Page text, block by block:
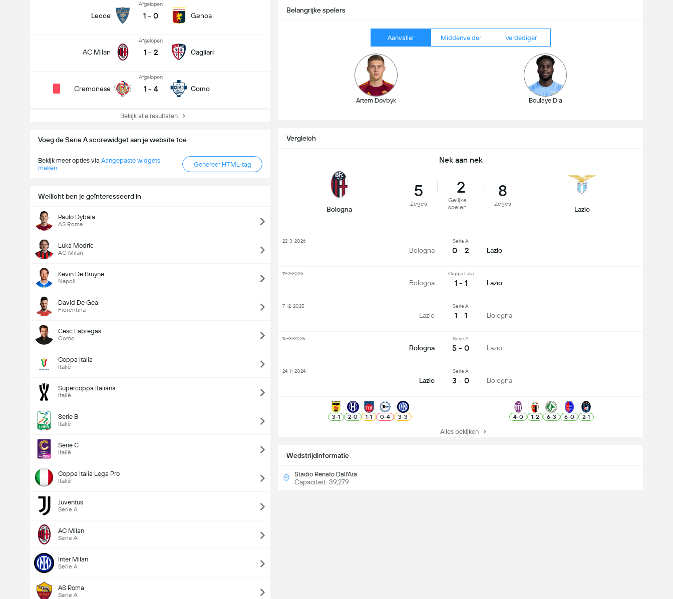
Lecce
Afgelopen
1 - 0 Genoa
AC Milan
Afgelopen
1 - 2 Cagliari
Cremonese
Afgelopen
1 - 4 Como
Bekijk alle resultaten
Voeg de Serie A scorewidget aan je website toe
Bekijk meer opties via Aangepaste widgets
maken
Genereer HTML-tag
Wellicht ben je geïnteresseerd in
Paulo Dybala
AS Roma
Luka Modric
AC Milan
Kevin De Bruyne
Napoli
David De Gea
Fiorentina
Cesc Fabregas
Como
Coppa Italia
Italië
Supercoppa Italiana
Italië
Serie B
Italië
Serie C
Italië
Coppa Italia Lega Pro
Italië
Juventus
Serie A
AC Milan
Serie A
Inter Milan
Serie A
AS Roma
Serie A
Belangrijke spelers
Aanvaller Middenvelder Verdediger
Artem Dovbyk Boulaye Dia
Wedstrijdinformatie
Stadio Renato Dall'Ara
Capaciteit: 39,279
Vergleich
Nek aan nek
Bologna
5
Zeges
2
Gelijke
spelen
8
Zeges
Lazio
Bologna
Serie A
0 - 2 Lazio
22-3-2026
Bologna
Coppa Italia
1 - 1 Lazio
11-2-2026
Lazio
Serie A
1 - 1 Bologna
7-12-2025
Bologna
Serie A
5 - 0 Lazio
16-3-2025
Lazio
Serie A
3 - 0 Bologna
24-11-2024
3-1 2-0 1-1 0-4 3-3 4-0 1-2 6-3 6-0 2-1
Alles bekijken